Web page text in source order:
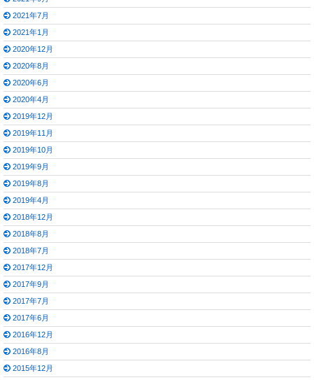
2021年7月
2021年1月
2020年12月
2020年8月
2020年6月
2020年4月
2019年12月
2019年11月
2019年10月
2019年9月
2019年8月
2019年4月
2018年12月
2018年8月
2018年7月
2017年12月
2017年9月
2017年7月
2017年6月
2016年12月
2016年8月
2015年12月